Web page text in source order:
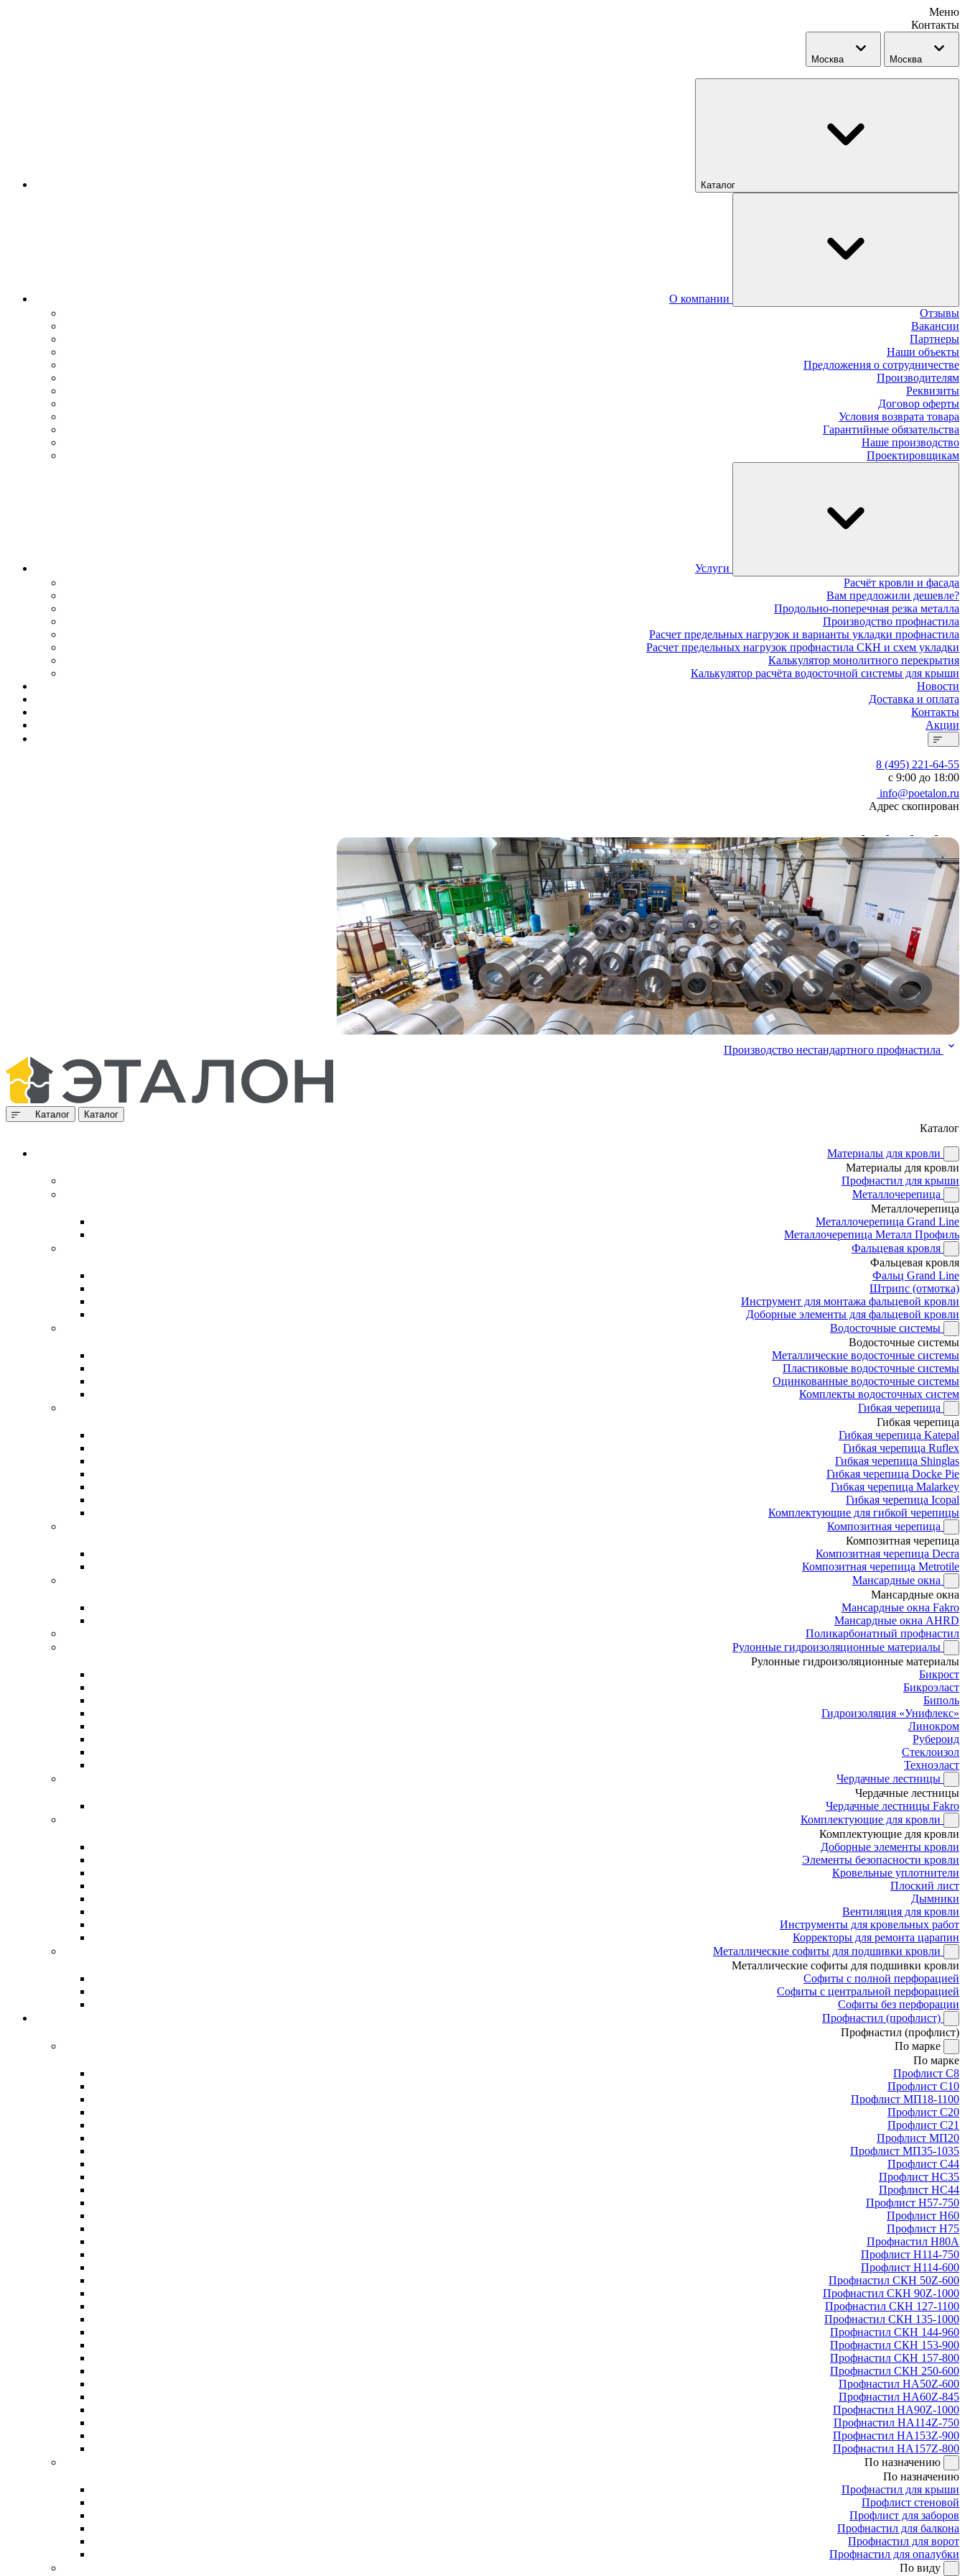
Меню
Контакты
Москва Москва
Каталог
О компании
Отзывы
Вакансии
Партнеры
Наши объекты
Предложения о сотрудничестве
Производителям
Реквизиты
Договор оферты
Условия возврата товара
Гарантийные обязательства
Наше производство
Проектировщикам
Услуги
Расчёт кровли и фасада
Вам предложили дешевле?
Продольно-поперечная резка металла
Производство профнастила
Расчет предельных нагрузок и варианты укладки профнастила
Расчет предельных нагрузок профнастила СКН и схем укладки
Калькулятор монолитного перекрытия
Калькулятор расчёта водосточной системы для крыши
Новости
Доставка и оплата
Контакты
Акции
8 (495) 221-64-55
с 9:00 до 18:00
info@poetalon.ru
Адрес скопирован
Производство нестандартного профнастила
Каталог Каталог
Каталог
Материалы для кровли
Материалы для кровли
Профнастил для крыши
Металлочерепица
Металлочерепица
Металлочерепица Grand Line
Металлочерепица Металл Профиль
Фальцевая кровля
Фальцевая кровля
Фальц Grand Line
Штрипс (отмотка)
Инструмент для монтажа фальцевой кровли
Доборные элементы для фальцевой кровли
Водосточные системы
Водосточные системы
Металлические водосточные системы
Пластиковые водосточные системы
Оцинкованные водосточные системы
Комплекты водосточных систем
Гибкая черепица
Гибкая черепица
Гибкая черепица Katepal
Гибкая черепица Ruflex
Гибкая черепица Shinglas
Гибкая черепица Docke Pie
Гибкая черепица Malarkey
Гибкая черепица Icopal
Комплектующие для гибкой черепицы
Композитная черепица
Композитная черепица
Композитная черепица Decra
Композитная черепица Metrotile
Мансардные окна
Мансардные окна
Мансардные окна Fakro
Мансардные окна AHRD
Поликарбонатный профнастил
Рулонные гидроизоляционные материалы
Рулонные гидроизоляционные материалы
Бикрост
Бикроэласт
Биполь
Гидроизоляция «Унифлекс»
Линокром
Рубероид
Стеклоизол
Техноэласт
Чердачные лестницы
Чердачные лестницы
Чердачные лестницы Fakro
Комплектующие для кровли
Комплектующие для кровли
Доборные элементы кровли
Элементы безопасности кровли
Кровельные уплотнители
Плоский лист
Дымники
Вентиляция для кровли
Инструменты для кровельных работ
Корректоры для ремонта царапин
Металлические софиты для подшивки кровли
Металлические софиты для подшивки кровли
Софиты с полной перфорацией
Софиты с центральной перфорацией
Софиты без перфорации
Профнастил (профлист)
Профнастил (профлист)
По марке
По марке
Профлист С8
Профлист С10
Профлист МП18-1100
Профлист С20
Профлист С21
Профлист МП20
Профлист МП35-1035
Профлист С44
Профлист НС35
Профлист НС44
Профлист Н57-750
Профлист Н60
Профлист Н75
Профнастил Н80А
Профлист Н114-750
Профлист Н114-600
Профнастил СКН 50Z-600
Профнастил СКН 90Z-1000
Профнастил СКН 127-1100
Профнастил СКН 135-1000
Профнастил СКН 144-960
Профнастил СКН 153-900
Профнастил СКН 157-800
Профнастил СКН 250-600
Профнастил НА50Z-600
Профнастил НА60Z-845
Профнастил НА90Z-1000
Профнастил НА114Z-750
Профнастил НА153Z-900
Профнастил НА157Z-800
По назначению
По назначению
Профнастил для крыши
Профлист стеновой
Профлист для заборов
Профнастил для балкона
Профнастил для ворот
Профнастил для опалубки
По виду